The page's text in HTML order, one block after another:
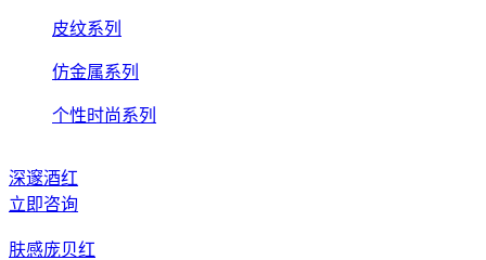
皮纹系列
仿金属系列
个性时尚系列
深邃酒红
立即咨询
肤感庞贝红